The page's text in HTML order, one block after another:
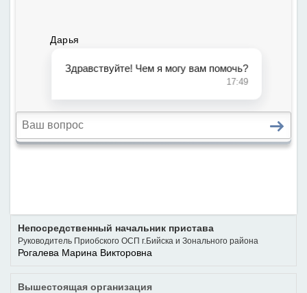
Непосредственный начальник пристава
Руководитель Приобского ОСП г.Бийска и Зонального района
Рогалева Марина Викторовна
Вышестоящая организация